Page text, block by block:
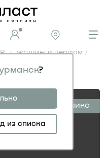
?
из списка
молдинги перфом
280
симплика